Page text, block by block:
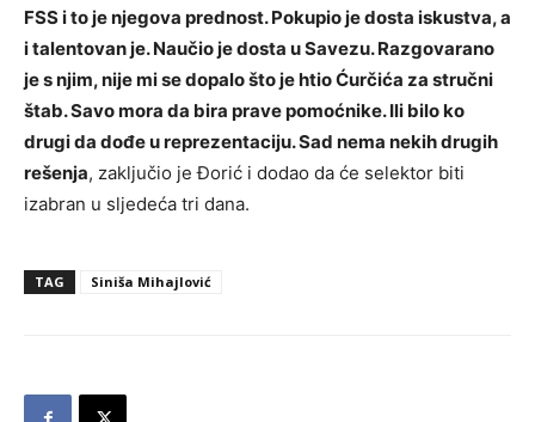
FSS i to je njegova prednost. Pokupio je dosta iskustva, a
i talentovan je. Naučio je dosta u Savezu. Razgovarano
je s njim, nije mi se dopalo što je htio Ćurčića za stručni
štab. Savo mora da bira prave pomoćnike. Ili bilo ko
drugi da dođe u reprezentaciju. Sad nema nekih drugih
rešenja, zaključio je Đorić i dodao da će selektor biti
izabran u sljedeća tri dana.
TAG Siniša Mihajlović